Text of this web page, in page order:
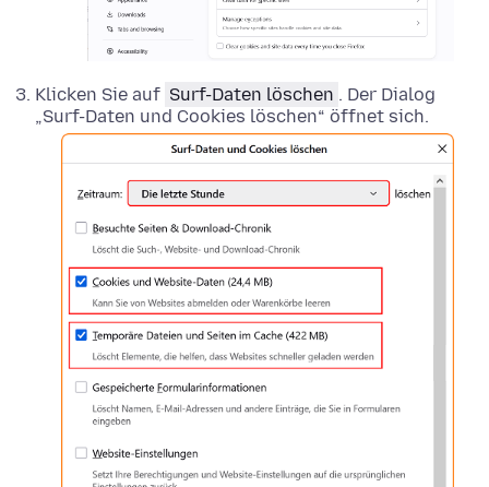
Klicken Sie auf Surf-Daten löschen . Der Dialog
„Surf-Daten und Cookies löschen“ öffnet sich.